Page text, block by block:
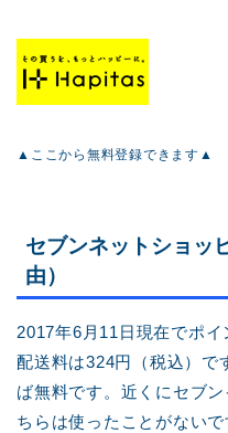
▲ここから無料登録できます▲
セブンネットショッ
由）
2017年6月11日現在でポイ
配送料は324円（税込）で
ば無料です。近くにセブ
ちらは使ったことがないで